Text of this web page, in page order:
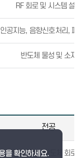
RF 회로 및 시스템 설계
인공지능, 음향신호처리, 패
반도체 물성 및 소자
전공
반도체 물성, 반도체 회로